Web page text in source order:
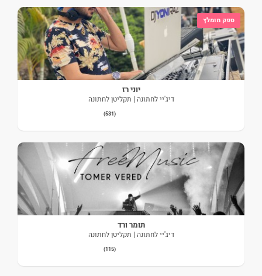
ספק מומלץ
יוני רז
דיג'יי לחתונה | תקליטן לחתונה
(531)
תומר ורד
דיג'יי לחתונה | תקליטן לחתונה
(115)